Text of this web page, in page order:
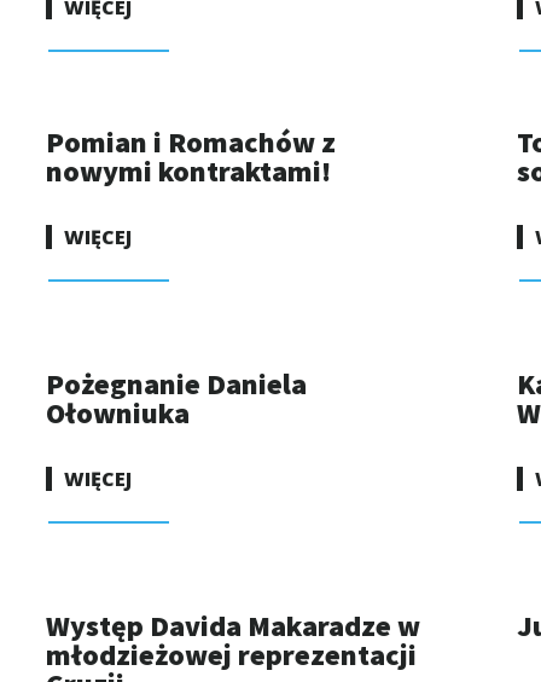
WIĘCEJ
Pomian i Romachów z
nowymi kontraktami!
WIĘCEJ
Pożegnanie Daniela
Ołowniuka
WIĘCEJ
Występ Davida Makaradze w
młodzieżowej reprezentacji